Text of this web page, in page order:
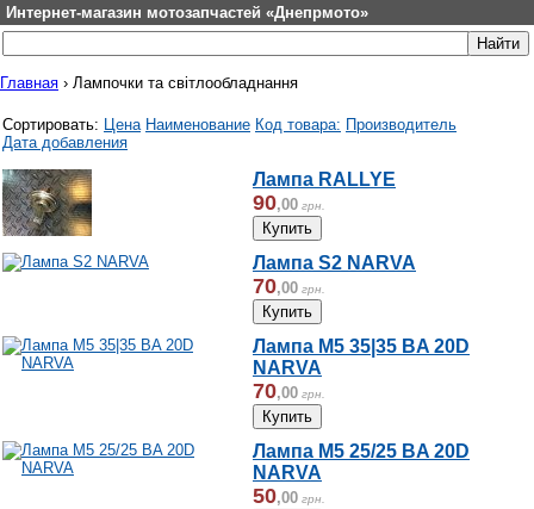
Интернет-магазин мотозапчастей «Днепрмото»
Главная › Лампочки та світлообладнання
Сортировать: Цена Наименование Код товара: Производитель
Дата добавления
Лампа RALLYE
90,00 грн.
Лампа S2 NARVA
70,00 грн.
Лампа М5 35|35 BA 20D
NARVA
70,00 грн.
Лампа М5 25/25 BA 20D
NARVA
50,00 грн.